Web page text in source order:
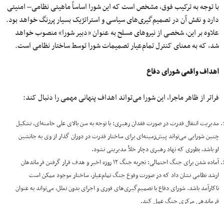
با توجه به ترکیب فوق، مشخص است که این شورا اساساً ماهیتی نظامی– امنیتی
دارد و نقش آن در تصمیم‌گیری‌های سیاسی و استراتژیک بسیار پررنگ خواهد بود.
علاوه بر این، شخصی از نیروهای مسلح به‌ عنوان «دبیر شورا» منصوب خواهد
شد، که به معنای کنترل تمام‌عیار تصمیمات شورا توسط ساختار نظامی است.
اهداف واقعی شورای دفاع
فراتر از ظاهر ماجرا، این شورا می‌تواند اهداف پنهانی مهمی را دنبال کند:
مدیریت انتقال قدرت در صورت فقدان رهبری: با توجه به سن بالای علی خامنه‌ای، تشکیل
چنین شورایی می‌تواند پیش‌زمینه‌ای برای ساختار قدرت در دوران گذار از وی به جانشین
او باشد، بطوری‌ که نهاد رهبری دچار خلأ مدیریتی نشود.
آماده‌ شدن برای جنگ احتمالی: تجربه جنگ ۱۲ روزه اخیر و هدف قرار گرفتن فرماندهان
ارشد نظامی نشان داد که در صورت وقوع جنگ تمام‌عیار، ساختار موجود ممکن است
ناکارآمد باشد. شورای دفاع با تصمیم‌گیری‌های فوری و اجرای بدون تعلل، می‌تواند به‌ عنوان
فرماندهی مرکزی جنگ عمل کند.